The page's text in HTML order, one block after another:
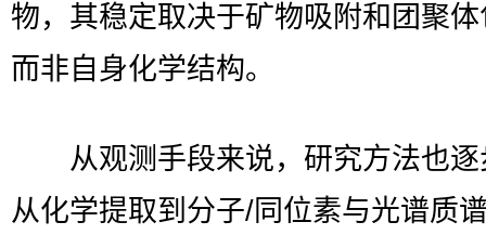
物，其稳定取决于矿物吸附和团聚
而非自身化学结构。
从观测手段来说，研究方法也逐
从化学提取到分子/同位素与光谱质